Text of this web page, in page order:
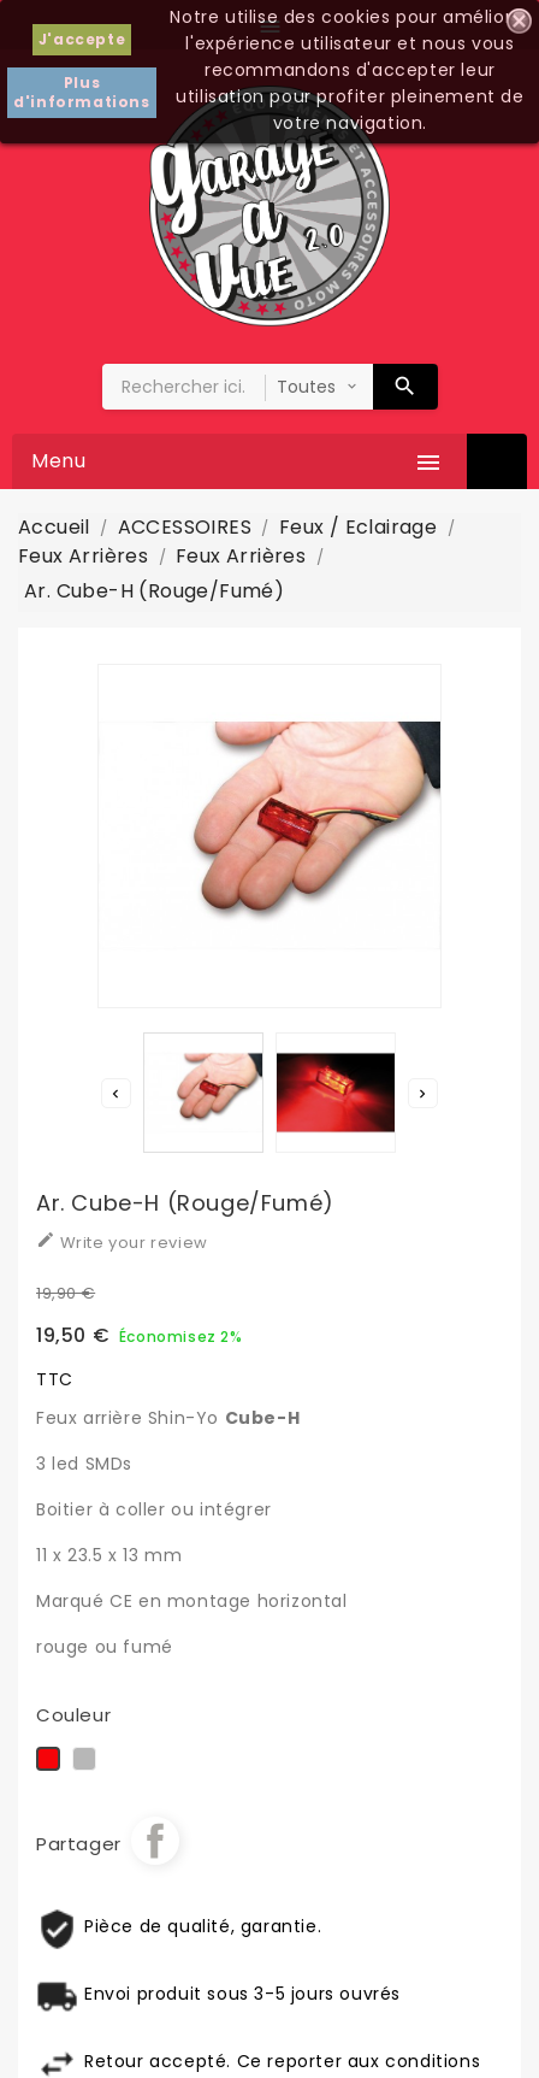

J'accepte
Plus
d'informations
Notre utilise des cookies pour améliorer
l'expérience utilisateur et nous vous
recommandons d'accepter leur
utilisation pour profiter pleinement de
votre navigation.

Menu
Accueil ACCESSOIRES
Feux / Eclairage
Feux Arrières
Feux Arrières
Ar. Cube-H (rouge/fumé)
 
Ar. Cube-H (rouge/fumé)
 Write your review
19,90 €
19,50 € Économisez 2%
TTC
Feux arrière Shin-Yo Cube-H
3 led SMDs
Boitier à coller ou intégrer
11 x 23.5 x 13 mm
Marqué CE en montage horizontal
rouge ou fumé
Couleur
Rouge
Partager
Pièce de qualité, garantie.
Envoi produit sous 3-5 jours ouvrés
Retour accepté. Ce reporter aux conditions